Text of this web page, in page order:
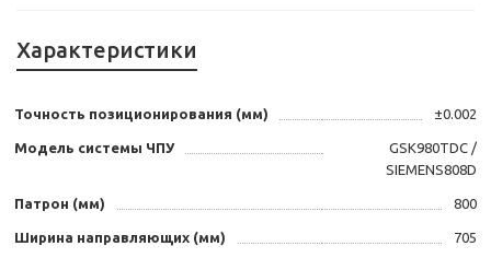
Характеристики
Точность позиционирования (мм) ±0.002
Модель системы ЧПУ
GSK980TDC /
SIEMENS808D
Патрон (мм) 800
Ширина направляющих (мм) 705